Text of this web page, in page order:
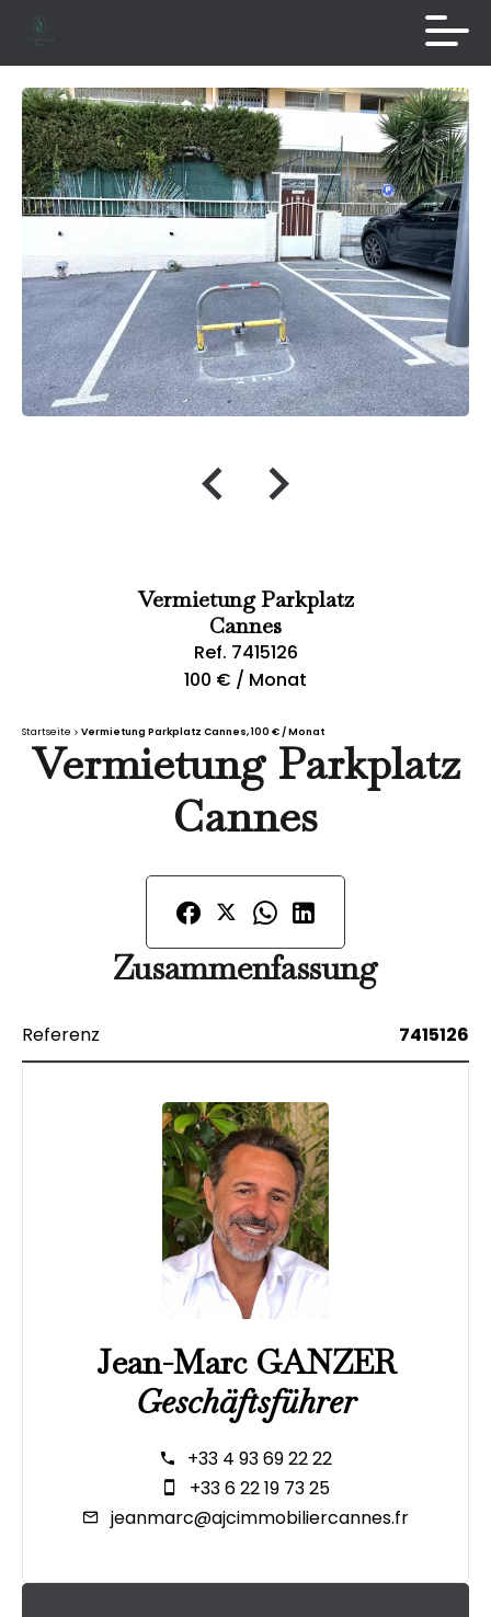
Vermietung Parkplatz
Cannes
Ref. 7415126
100 € / Monat
Startseite Vermietung Parkplatz Cannes, 100 € / Monat
Vermietung Parkplatz
Cannes
Zusammenfassung
Referenz 7415126
Jean-Marc GANZER
Geschäftsführer
+33 4 93 69 22 22
+33 6 22 19 73 25
jeanmarc@ajcimmobiliercannes.fr